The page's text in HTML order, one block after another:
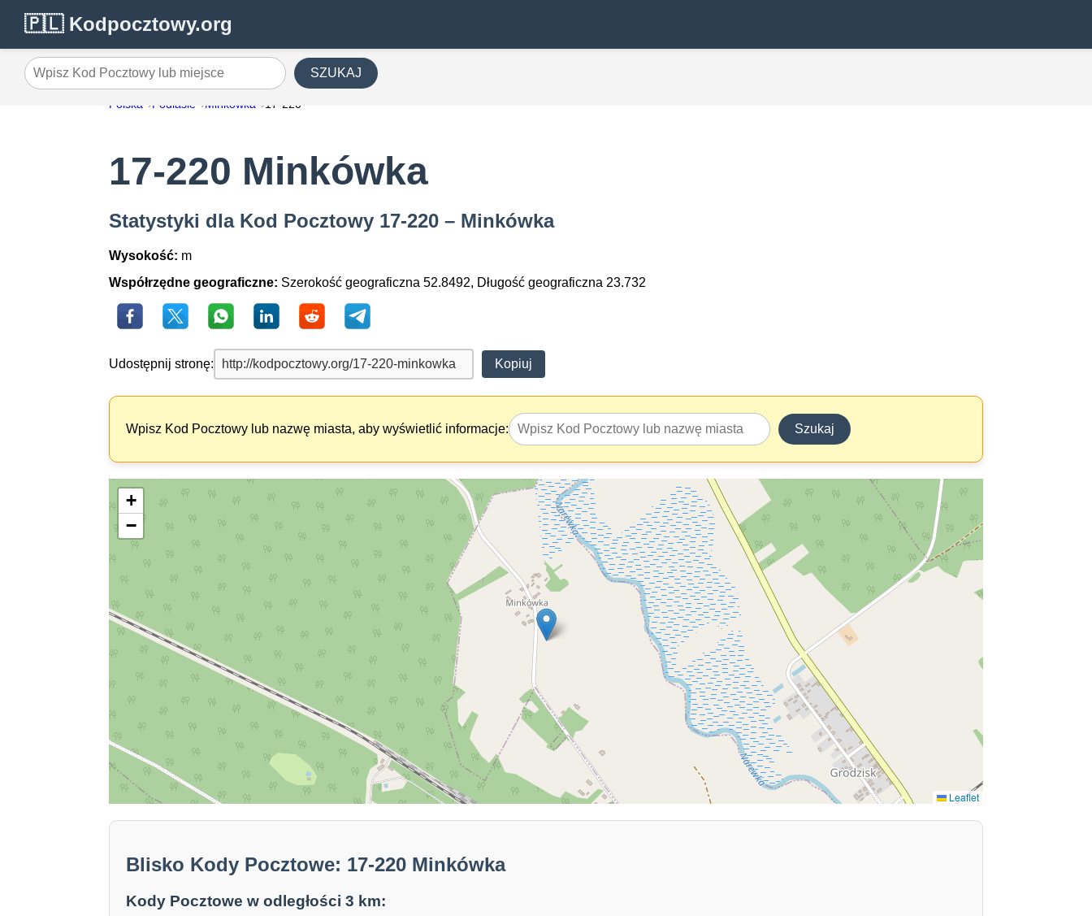
🇵🇱 Kodpocztowy.org
Wpisz Kod Pocztowy lub miejsce SZUKAJ
Polska Podlasie Minkówka 17-220
17-220 Minkówka
Statystyki dla Kod Pocztowy 17-220 – Minkówka
Wysokość: m
Współrzędne geograficzne: Szerokość geograficzna 52.8492, Długość geograficzna 23.732
Udostępnij stronę: Kopiuj
Wpisz Kod Pocztowy lub nazwę miasta, aby wyświetlić informacje: Szukaj
+
−
Leaflet
Blisko Kody Pocztowe: 17-220 Minkówka
Kody Pocztowe w odległości 3 km: